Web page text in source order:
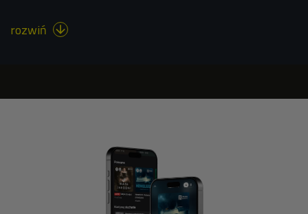
rozwiń 